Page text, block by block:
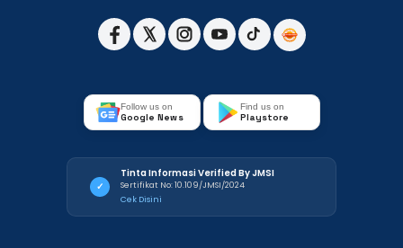
Follow us on
Google News
Find us on
Playstore
✓
Tinta Informasi Verified By JMSI
Sertifikat No: 10.109/JMSI/2024
Cek Disini